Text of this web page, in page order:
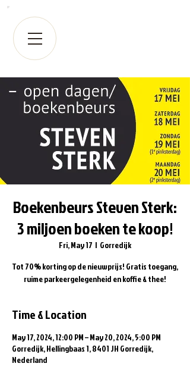
Boekenbeurs Steven Sterk:
3 miljoen boeken te koop!
Fri, May 17
  |
Gorredijk
Tot 70% korting op de nieuwprijs! Gratis toegang,
ruime parkeergelegenheid en koffie & thee!
Time & Location
May 17, 2024, 12:00 PM – May 20, 2024, 5:00 PM
Gorredijk, Hellingbaas 1, 8401 JH Gorredijk,
Nederland